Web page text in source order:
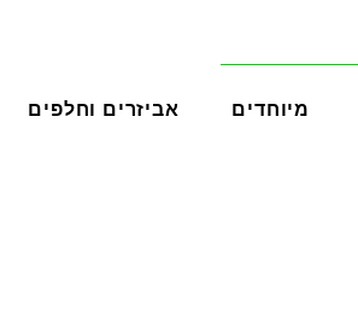
אביזרים וחלפים מיוחדים